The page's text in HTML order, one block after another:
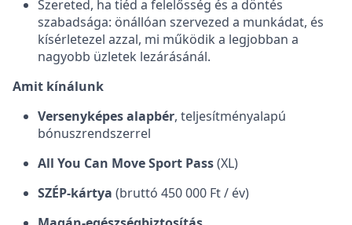
Szereted, ha tiéd a felelősség és a döntés
szabadsága: önállóan szervezed a munkádat, és
kísérletezel azzal, mi működik a legjobban a
nagyobb üzletek lezárásánál.
Amit kínálunk
Versenyképes alapbér, teljesítményalapú
bónuszrendszerrel
All You Can Move Sport Pass(XL)
SZÉP-kártya (bruttó 450 000 Ft / év)